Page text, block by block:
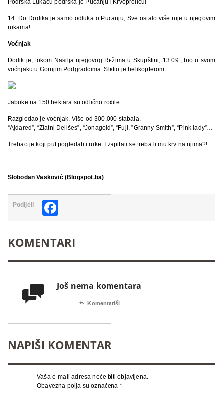
Podrška Lukaču podrška je Pucanju i Krvoproliću!
14. Do Dodika je samo odluka o Pucanju; Sve ostalo više nije u njegovim
rukama!
Voćnjak
Dodik je, tokom Nasilja njegovog Režima u Skupštini, 13.09., bio u svom
voćnjaku u Gornjim Podgradcima. Sletio je helikopterom.
Jabuke na 150 hektara su odlično rodile.
Razgledao je voćnjak. Više od 300.000 stabala.
“Ajdared”, “Zlatni Delišes”, “Jonagold”, “Fuji, ”Granny Smith”, “Pink lady”…
Trebao je koji put pogledati i ruke. I zapitati se treba li mu krv na njima?!
Slobodan Vasković (Blogspot.ba)
Podijeli
KOMENTARI
 Još nema komentara
 Komentariši
NAPIŠI KOMENTAR
Vaša e-mail adresa neće biti objavljena.
Obavezna polja su označena *